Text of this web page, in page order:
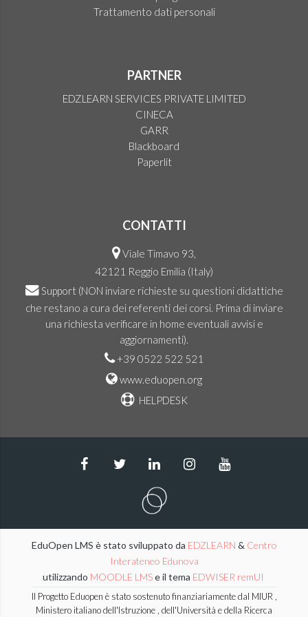
Trattamento dati personali
PARTNER
EDZLEARN SERVICES PRIVATE LIMITED
CINECA
GARR
Blackboard
Paperlit
CONTATTI
Viale Timavo 93,
42121 Reggio Emilia (Italy)
Support (NON inviare richieste su questioni didattiche
che restano a cura dei referenti dei corsi. Prima di inviare
una richiesta verificare in home eventuali avvisi e
aggiornamenti).
+39 0522 522 521
www.eduopen.org
HELPDESK
EduOpen LMS è stato sviluppato da EDZLEARN & Centro
Interateneo Edunova
utilizzando MOODLE LMSe il tema EDWISER remUI
Il Progetto Eduopen è stato sostenuto finanziariamente dal MIUR ,
Ministero italiano dell'Istruzione , dell'Università e della Ricerca